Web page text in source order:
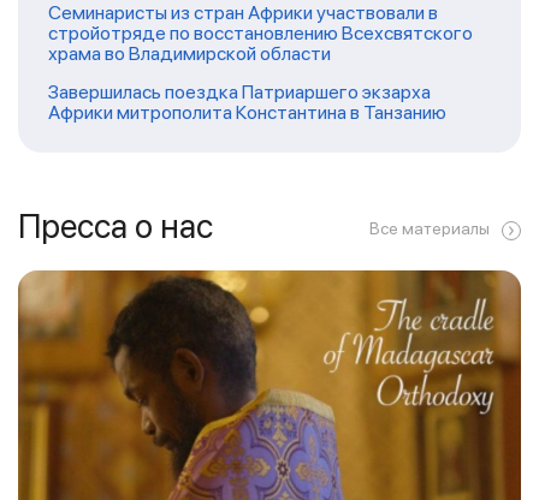
Семинаристы из стран Африки участвовали в
стройотряде по восстановлению Всехсвятского
храма во Владимирской области
Завершилась поездка Патриаршего экзарха
Африки митрополита Константина в Танзанию
Пресса о нас Все материалы